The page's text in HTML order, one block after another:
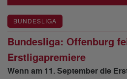
BUNDESLIGA
Bundesliga: Offenburg
Erstligapremiere
Wenn am 11. September die